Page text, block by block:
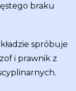
braku
spróbuje
i prawnik z